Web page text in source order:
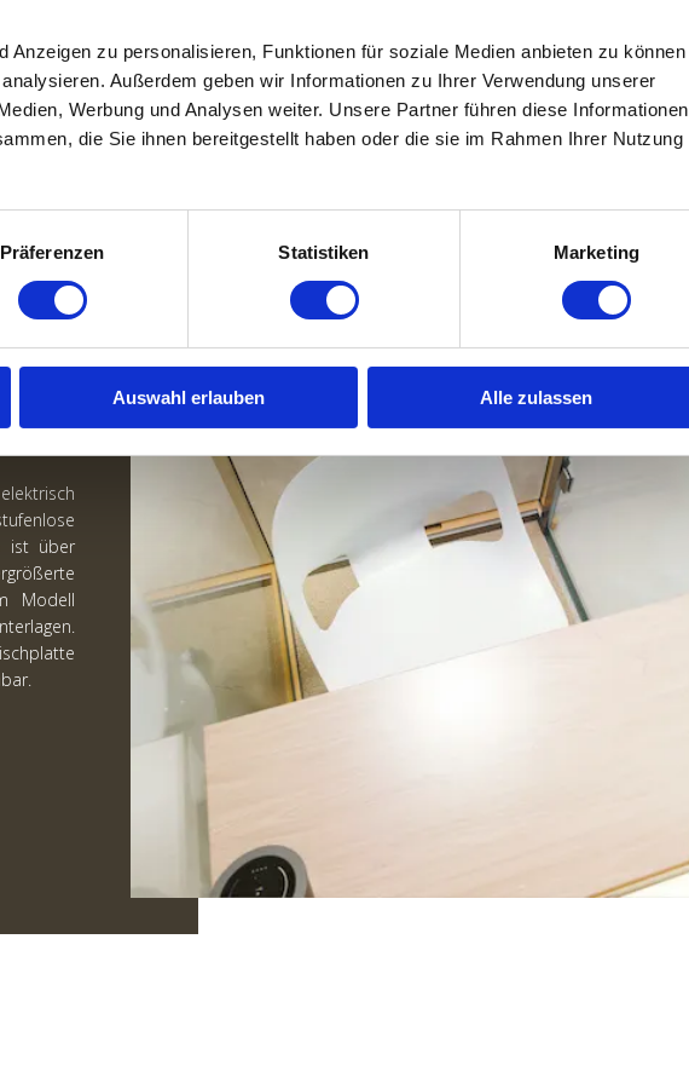
Anzeigen zu personalisieren, Funktionen für soziale Medien anbieten zu können
Außerdem geben wir Informationen zu Ihrer Verwendung unserer
Werbung und Analysen weiter. Unsere Partner führen diese Informationen
die Sie ihnen bereitgestellt haben oder die sie im Rahmen Ihrer Nutzung
Präferenzen Statistiken Marketing
Auswahl erlauben Alle zulassen
ist über
Modell